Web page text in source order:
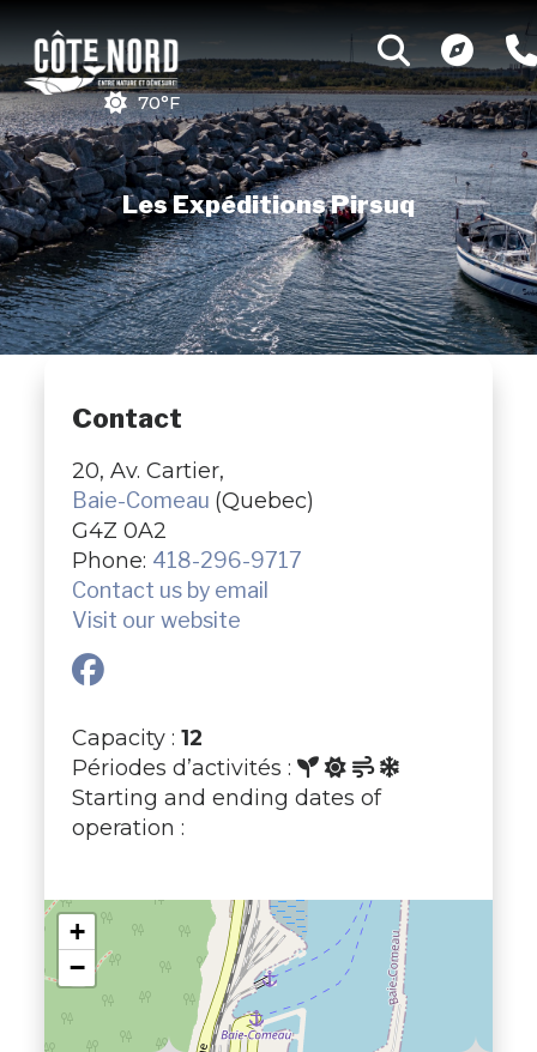
70°F
Les Expéditions Pirsuq
Contact
20, Av. Cartier,
Baie-Comeau (Quebec)
G4Z 0A2
Phone: 418-296-9717
Contact us by email
Visit our website
Capacity : 12
Périodes d’activités :
Starting and ending dates of
operation :
+
−